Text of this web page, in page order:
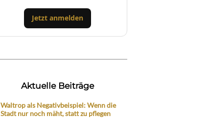
Jetzt anmelden
Aktuelle Beiträge
Waltrop als Negativbeispiel: Wenn die
Stadt nur noch mäht, statt zu pflegen